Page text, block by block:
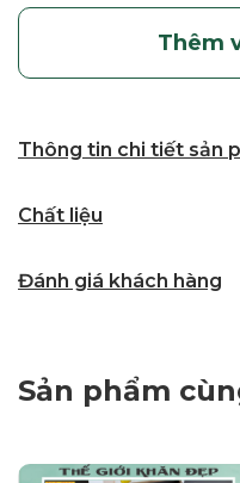
Thêm
Thông tin chi tiết sản
Chất liệu
Đánh giá khách hàng
Sản phẩm